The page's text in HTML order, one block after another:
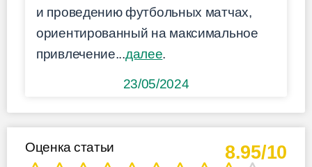
и проведению футбольных матчах,
ориентированный на максимальное
привлечение...далее.
23/05/2024
8.95/10
Оценка статьи